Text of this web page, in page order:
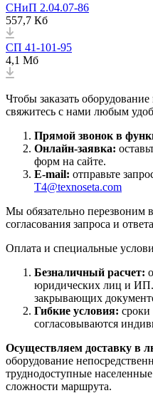
СНиП 2.04.07-86
557,7 Кб
СП 41-101-95
4,1 Мб
Чтобы заказать
свяжитесь с нами любым
Прямой звонок в
Онлайн-заявка:
форм на сайте.
E-mail: отправьте
T4@texnoseta.com
Мы обязательно перезвоним
согласования запроса и
Оплата и специальные
Безналичный расчет:
юридических лиц и ИП.
закрывающих
Гибкие условия:
согласовываются
Осуществляем доставку в
оборудование
труднодоступные
сложности маршрута.